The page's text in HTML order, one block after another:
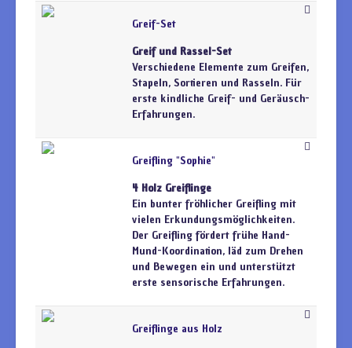
Greif-Set
Greif und Rassel-Set
Verschiedene Elemente zum Greifen,
Stapeln, Sortieren und Rasseln. Für
erste kindliche Greif- und Geräusch-
Erfahrungen.
Greifling "Sophie"
4 Holz Greiflinge
Ein bunter fröhlicher Greifling mit
vielen Erkundungsmöglichkeiten.
Der Greifling fördert frühe Hand-
Mund-Koordination, läd zum Drehen
und Bewegen ein und unterstützt
erste sensorische Erfahrungen.
Greiflinge aus Holz